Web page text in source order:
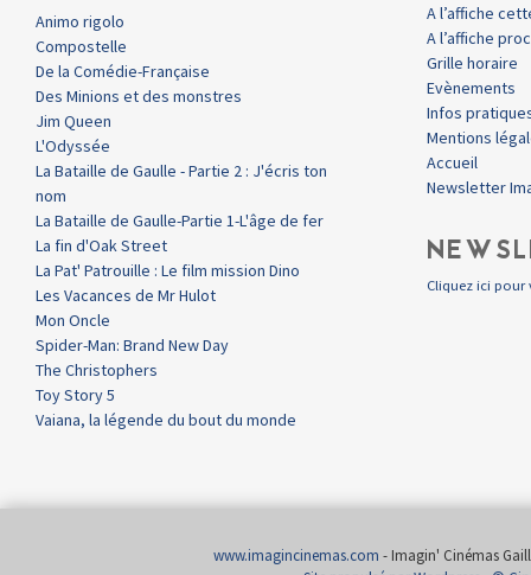
Animo rigolo
Compostelle
De la Comédie-Française
Des Minions et des monstres
Jim Queen
L'Odyssée
La Bataille de Gaulle - Partie 2 : J'écris ton
nom
La Bataille de Gaulle-Partie 1-L'âge de fer
La fin d'Oak Street
La Pat' Patrouille : Le film mission Dino
Les Vacances de Mr Hulot
Mon Oncle
Spider-Man: Brand New Day
The Christophers
Toy Story 5
Vaiana, la légende du bout du monde
A l’affiche
A l’affiche
Grille horaire
Evènements
Infos
Mentions
Accueil
Newsletter
Cliquez ici pour
www.imagincinemas.com - Imagin' Cinémas